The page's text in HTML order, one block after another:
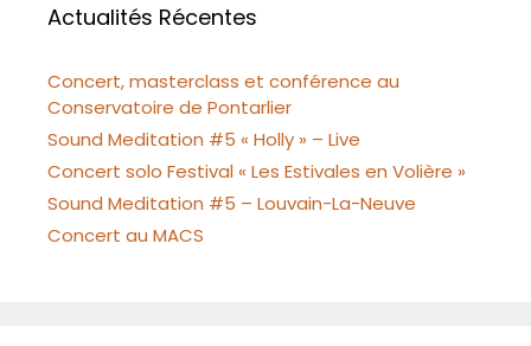
Actualités Récentes
Concert, masterclass et conférence au
Conservatoire de Pontarlier
Sound Meditation #5 « Holly » – Live
Concert solo Festival « Les Estivales en Volière »
Sound Meditation #5 – Louvain-La-Neuve
Concert au MACS